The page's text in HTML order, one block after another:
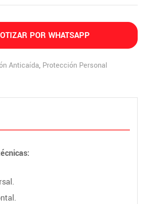
POR WHATSAPP
Anticaída, Protección Personal